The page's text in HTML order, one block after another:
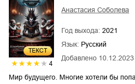
ТЕКСТ
4
Добавлено
Анастасия Соболева
Год выхода: 2021
Язык: Русский
Мир будущего. Многие хотели бы